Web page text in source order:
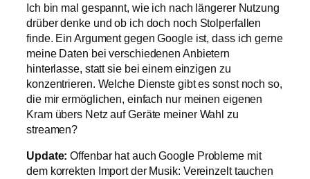
Ich bin mal gespannt, wie ich nach längerer Nutzung
drüber denke und ob ich doch noch Stolperfallen
finde. Ein Argument gegen Google ist, dass ich gerne
meine Daten bei verschiedenen Anbietern
hinterlasse, statt sie bei einem einzigen zu
konzentrieren. Welche Dienste gibt es sonst noch so,
die mir ermöglichen, einfach nur meinen eigenen
Kram übers Netz auf Geräte meiner Wahl zu
streamen?
Update: Offenbar hat auch Google Probleme mit
dem korrekten Import der Musik: Vereinzelt tauchen